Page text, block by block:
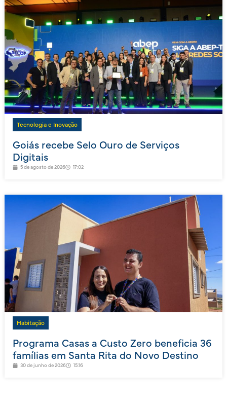
Tecnologia e Inovação
Goiás recebe Selo Ouro de Serviços
Digitais
5 de agosto de 2026 17:02
Habitação
Programa Casas a Custo Zero beneficia 36
famílias em Santa Rita do Novo Destino
30 de junho de 2026 15:16